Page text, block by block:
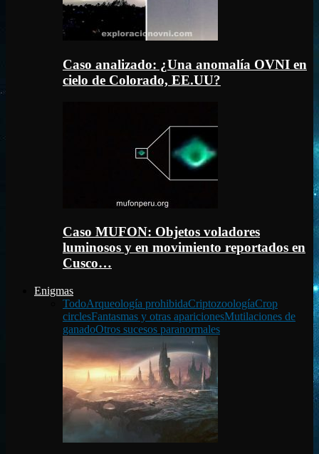
Caso analizado: ¿Una anomalía OVNI en
cielo de Colorado, EE.UU?
Caso MUFON: Objetos voladores
luminosos y en movimiento reportados en
Cusco…
Enigmas
TodoArqueología prohibidaCriptozoologíaCrop
circlesFantasmas y otras aparicionesMutilaciones de
ganadoOtros sucesos paranormales